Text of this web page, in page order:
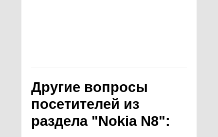
Другие вопросы
посетителей из
раздела "Nokia N8":